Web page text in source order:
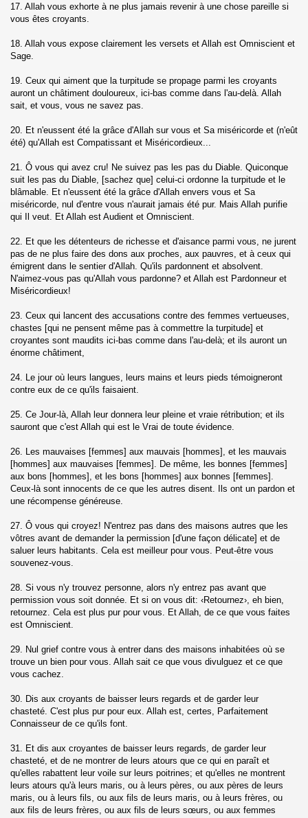
17. Allah vous exhorte à ne plus jamais revenir à une chose pareille si
vous êtes croyants.
18. Allah vous expose clairement les versets et Allah est Omniscient et
Sage.
19. Ceux qui aiment que la turpitude se propage parmi les croyants
auront un châtiment douloureux, ici-bas comme dans l'au-delà. Allah
sait, et vous, vous ne savez pas.
20. Et n'eussent été la grâce d'Allah sur vous et Sa miséricorde et (n'eût
été) qu'Allah est Compatissant et Miséricordieux...
21. Ô vous qui avez cru! Ne suivez pas les pas du Diable. Quiconque
suit les pas du Diable, [sachez que] celui-ci ordonne la turpitude et le
blâmable. Et n'eussent été la grâce d'Allah envers vous et Sa
miséricorde, nul d'entre vous n'aurait jamais été pur. Mais Allah purifie
qui Il veut. Et Allah est Audient et Omniscient.
22. Et que les détenteurs de richesse et d'aisance parmi vous, ne jurent
pas de ne plus faire des dons aux proches, aux pauvres, et à ceux qui
émigrent dans le sentier d'Allah. Qu'ils pardonnent et absolvent.
N'aimez-vous pas qu'Allah vous pardonne? et Allah est Pardonneur et
Miséricordieux!
23. Ceux qui lancent des accusations contre des femmes vertueuses,
chastes [qui ne pensent même pas à commettre la turpitude] et
croyantes sont maudits ici-bas comme dans l'au-delà; et ils auront un
énorme châtiment,
24. Le jour où leurs langues, leurs mains et leurs pieds témoigneront
contre eux de ce qu'ils faisaient.
25. Ce Jour-là, Allah leur donnera leur pleine et vraie rétribution; et ils
sauront que c'est Allah qui est le Vrai de toute évidence.
26. Les mauvaises [femmes] aux mauvais [hommes], et les mauvais
[hommes] aux mauvaises [femmes]. De même, les bonnes [femmes]
aux bons [hommes], et les bons [hommes] aux bonnes [femmes].
Ceux-là sont innocents de ce que les autres disent. Ils ont un pardon et
une récompense généreuse.
27. Ô vous qui croyez! N'entrez pas dans des maisons autres que les
vôtres avant de demander la permission [d'une façon délicate] et de
saluer leurs habitants. Cela est meilleur pour vous. Peut-être vous
souvenez-vous.
28. Si vous n'y trouvez personne, alors n'y entrez pas avant que
permission vous soit donnée. Et si on vous dit: ‹Retournez›, eh bien,
retournez. Cela est plus pur pour vous. Et Allah, de ce que vous faites
est Omniscient.
29. Nul grief contre vous à entrer dans des maisons inhabitées où se
trouve un bien pour vous. Allah sait ce que vous divulguez et ce que
vous cachez.
30. Dis aux croyants de baisser leurs regards et de garder leur
chasteté. C'est plus pur pour eux. Allah est, certes, Parfaitement
Connaisseur de ce qu'ils font.
31. Et dis aux croyantes de baisser leurs regards, de garder leur
chasteté, et de ne montrer de leurs atours que ce qui en paraît et
qu'elles rabattent leur voile sur leurs poitrines; et qu'elles ne montrent
leurs atours qu'à leurs maris, ou à leurs pères, ou aux pères de leurs
maris, ou à leurs fils, ou aux fils de leurs maris, ou à leurs frères, ou
aux fils de leurs frères, ou aux fils de leurs sœurs, ou aux femmes
Sajda)
(Al-Fath)
Hujurat)